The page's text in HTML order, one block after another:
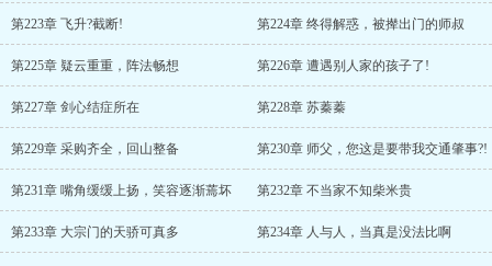
第223章 飞升?截断! 第224章 终得解惑，被撵出门的师叔
第225章 疑云重重，阵法畅想 第226章 遭遇别人家的孩子了!
第227章 剑心结症所在 第228章 苏蓁蓁
第229章 采购齐全，回山整备 第230章 师父，您这是要带我交通肇事?!
第231章 嘴角缓缓上扬，笑容逐渐蔫坏 第232章 不当家不知柴米贵
第233章 大宗门的天骄可真多 第234章 人与人，当真是没法比啊